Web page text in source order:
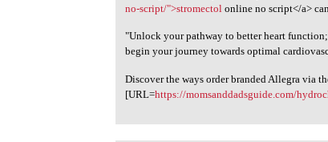
no-script/">stromectol online no script</a>
"Unlock your pathway to better heart
begin your journey towards optimal
Discover the ways order branded Allegra via
[URL=https://momsanddadsguide.com/